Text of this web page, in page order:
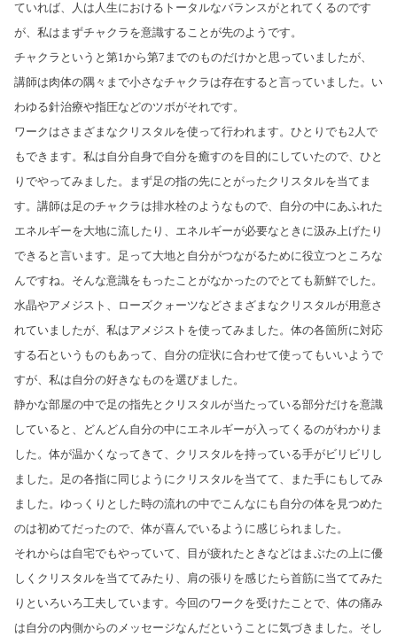
ていれば、人は人生におけるトータルなバランスがとれてくるのです
が、私はまずチャクラを意識することが先のようです。
チャクラというと第1から第7までのものだけかと思っていましたが、
講師は肉体の隅々まで小さなチャクラは存在すると言っていました。い
わゆる針治療や指圧などのツボがそれです。
ワークはさまざまなクリスタルを使って行われます。ひとりでも2人で
もできます。私は自分自身で自分を癒すのを目的にしていたので、ひと
りでやってみました。まず足の指の先にとがったクリスタルを当てま
す。講師は足のチャクラは排水栓のようなもので、自分の中にあふれた
エネルギーを大地に流したり、エネルギーが必要なときに汲み上げたり
できると言います。足って大地と自分がつながるために役立つところな
んですね。そんな意識をもったことがなかったのでとても新鮮でした。
水晶やアメジスト、ローズクォーツなどさまざまなクリスタルが用意さ
れていましたが、私はアメジストを使ってみました。体の各箇所に対応
する石というものもあって、自分の症状に合わせて使ってもいいようで
すが、私は自分の好きなものを選びました。
静かな部屋の中で足の指先とクリスタルが当たっている部分だけを意識
していると、どんどん自分の中にエネルギーが入ってくるのがわかりま
した。体が温かくなってきて、クリスタルを持っている手がビリビリし
ました。足の各指に同じようにクリスタルを当てて、また手にもしてみ
ました。ゆっくりとした時の流れの中でこんなにも自分の体を見つめた
のは初めてだったので、体が喜んでいるように感じられました。
それからは自宅でもやっていて、目が疲れたときなどはまぶたの上に優
しくクリスタルを当ててみたり、肩の張りを感じたら首筋に当ててみた
りといろいろ工夫しています。今回のワークを受けたことで、体の痛み
は自分の内側からのメッセージなんだということに気づきました。そし